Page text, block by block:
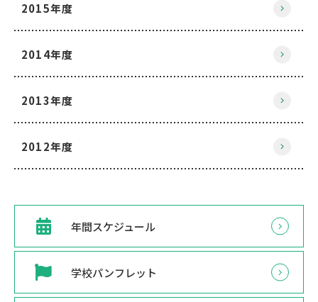
2015年度
2014年度
2013年度
2012年度
年間スケジュール
学校パンフレット